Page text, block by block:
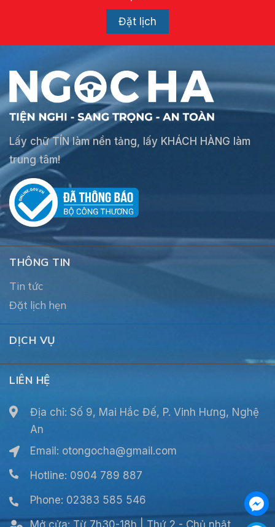
Đặt lịch
Lấy chữ TÍN làm nền tảng, lấy KHÁCH HÀNG làm
trung tâm!
THÔNG TIN
Tin tức
Đặt lịch hẹn
DỊCH VỤ
LIÊN HỆ
Địa chỉ: Số 9, Mai Hắc Đế, P. Vinh Hưng, Nghệ
An
Email: otongocha@gmail.com
Hotline: 0904 789 887
Phone: 02383 585 546